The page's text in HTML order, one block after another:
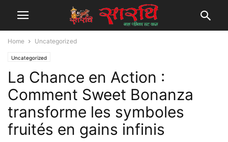
Home Uncategorized
Uncategorized
La Chance en Action :
Comment Sweet Bonanza
transforme les symboles
fruités en gains infinis